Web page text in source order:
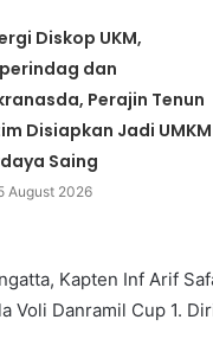
Diskop UKM,
dan
Perajin Tenun
Disiapkan Jadi UMKM
Saing
August 2026
Kapten Inf Arif
Voli Danramil Cup 1.